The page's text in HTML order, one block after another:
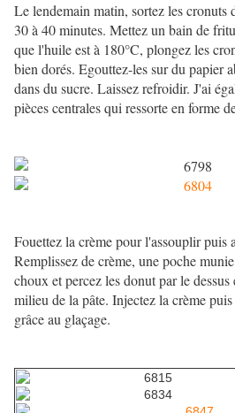
Le lendemain matin, sortez les cronuts
30 à 40 minutes. Mettez un bain de
que l'huile est à 180°C, plongez les
bien dorés. Egouttez-les sur du papier
dans du sucre. Laissez refroidir. J'ai
pièces centrales qui ressorte en forme
Fouettez la crème pour l'assouplir puis
Remplissez de crème, une poche
choux et percez les donut par le
milieu de la pâte. Injectez la crème
grâce au glaçage.